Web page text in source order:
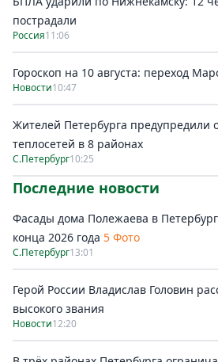
пострадали
Россия11:06
Гороскоп на 10 августа: переход
Новости10:47
Жителей Петербурга предупредили
теплосетей в 8 районах
С.Петербург10:25
Последние новости
Фасады дома Полежаева в
конца 2026 года 5 Фото
С.Петербург13:01
Герой России Владислав Головин
высокого звания
Новости12:20